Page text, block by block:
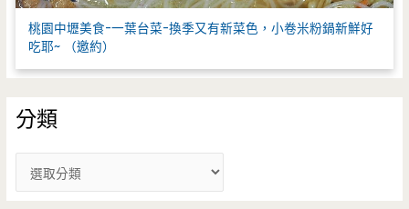
桃園中壢美食-一葉台菜-換季又有新菜色，小卷米粉鍋新鮮好
吃耶~ （邀約）
分類
類